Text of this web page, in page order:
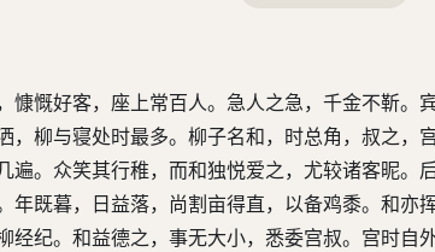
慷慨好客，座上常百人。急人之急，千金不靳。
，柳与寝处时最多。柳子名和，时总角，叔之，
遍。众笑其行稚，而和独悦爱之，尤较诸客昵。
年既暮，日益落，尚割亩得直，以备鸡黍。和亦
经纪。和益德之，事无大小，悉委宫叔。宫时自